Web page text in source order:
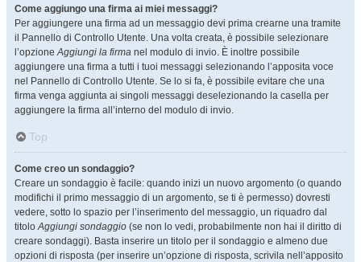
Come aggiungo una firma ai miei messaggi?
Per aggiungere una firma ad un messaggio devi prima crearne una tramite
il Pannello di Controllo Utente. Una volta creata, è possibile selezionare
l’opzioneAggiungi la firma nel modulo di invio. È inoltre possibile
aggiungere una firma a tutti i tuoi messaggi selezionando l’apposita voce
nel Pannello di Controllo Utente. Se lo si fa, è possibile evitare che una
firma venga aggiunta ai singoli messaggi deselezionando la casella per
aggiungere la firma all’interno del modulo di invio.
Top
Come creo un sondaggio?
Creare un sondaggio è facile: quando inizi un nuovo argomento (o quando
modifichi il primo messaggio di un argomento, se ti è permesso) dovresti
vedere, sotto lo spazio per l’inserimento del messaggio, un riquadro dal
titoloAggiungi sondaggio (se non lo vedi, probabilmente non hai il diritto di
creare sondaggi). Basta inserire un titolo per il sondaggio e almeno due
opzioni di risposta (per inserire un’opzione di risposta, scrivila nell’apposito